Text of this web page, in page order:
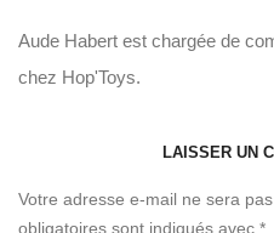
Aude Habert est chargée de
chez Hop'Toys.
LAISSER UN
Votre adresse e-mail ne sera pas
obligatoires sont indiqués avec *